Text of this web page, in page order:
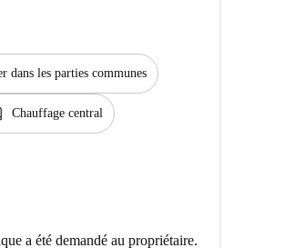
dans les parties communes
Chauffage central
a été demandé au propriétaire.